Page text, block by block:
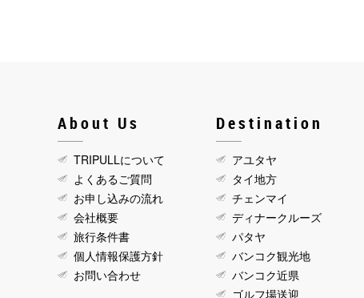
About Us
TRIPULLについて
よくあるご質問
お申し込みの流れ
会社概要
旅行条件書
個人情報保護方針
お問い合わせ
Destination
アユタヤ
タイ地方
チェンマイ
ディナークルーズ
パタヤ
バンコク観光地
バンコク近県
ゴルフ場送迎